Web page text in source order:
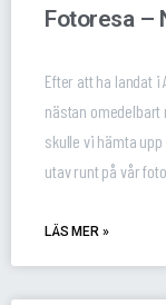
Fotoresa –
Efter att ha landat i
nästan omedelbart
skulle vi hämta
utav runt på vår
LÄS MER »